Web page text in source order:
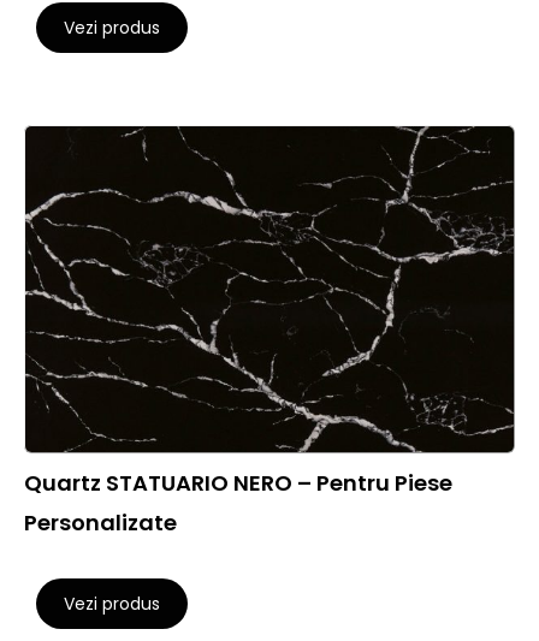
Vezi produs
Quartz STATUARIO NERO – Pentru Piese
Personalizate
Vezi produs